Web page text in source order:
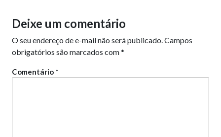
Deixe um comentário
O seu endereço de e-mail não será publicado. Campos
obrigatórios são marcados com*
Comentário *